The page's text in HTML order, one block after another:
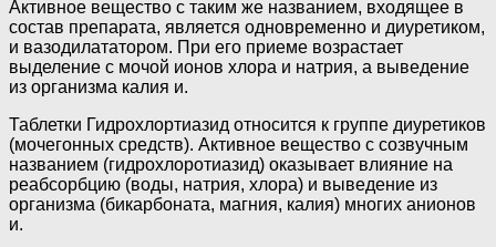
Активное вещество с таким же названием, входящее в
состав препарата, является одновременно и диуретиком,
и вазодилататором. При его приеме возрастает
выделение с мочой ионов хлора и натрия, а выведение
из организма калия и.
Таблетки Гидрохлортиазид относится к группе диуретиков
(мочегонных средств). Активное вещество с созвучным
названием (гидрохлоротиазид) оказывает влияние на
реабсорбцию (воды, натрия, хлора) и выведение из
организма (бикарбоната, магния, калия) многих анионов
и.